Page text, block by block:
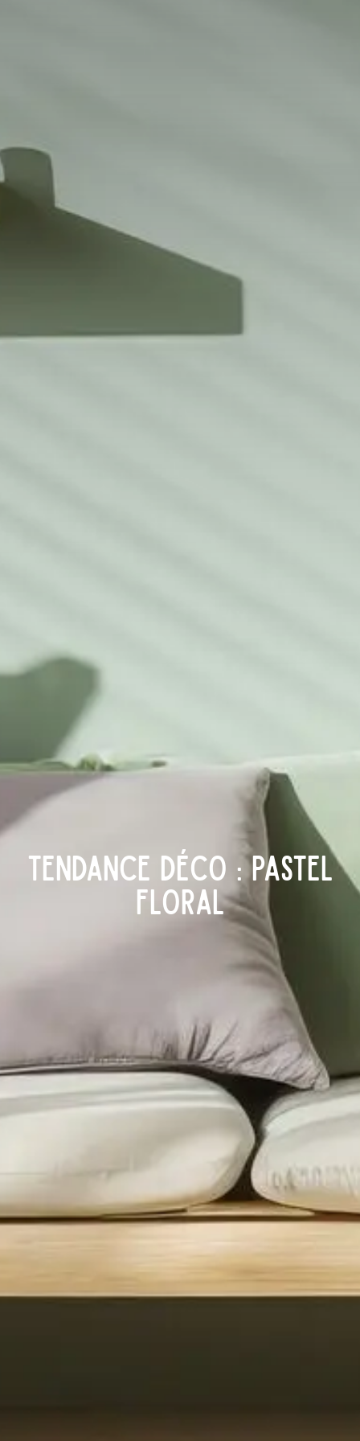
Tendance déco : pastel
floral